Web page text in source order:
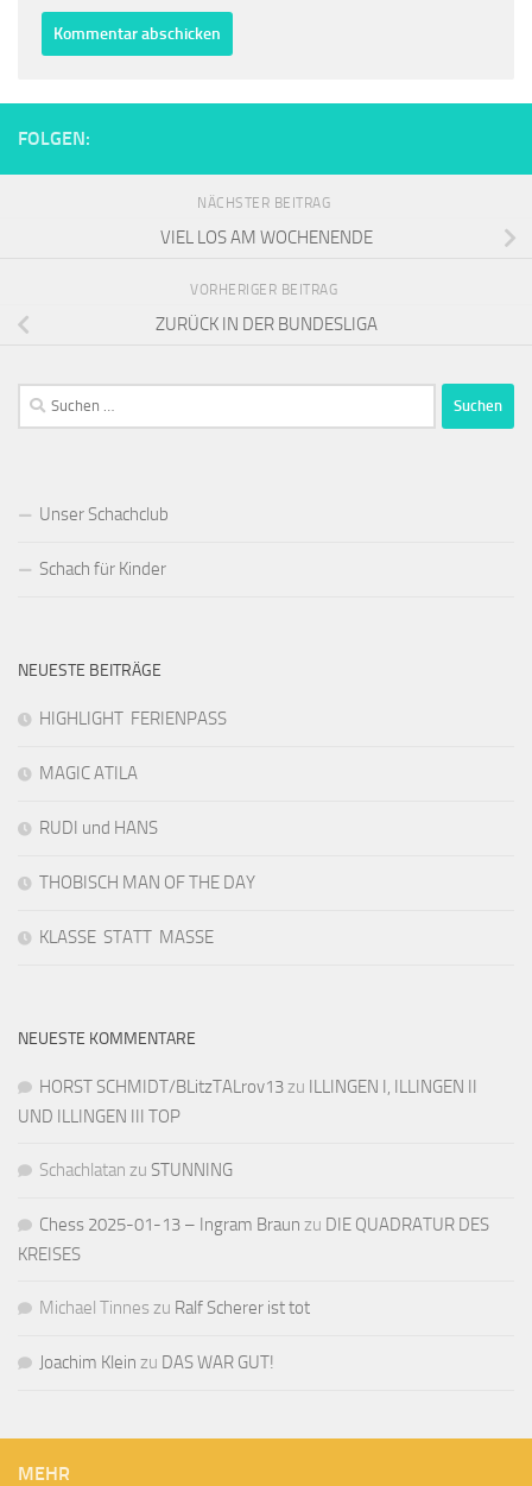
FOLGEN:
NÄCHSTER BEITRAG
VIEL LOS AM WOCHENENDE
VORHERIGER BEITRAG
ZURÜCK IN DER BUNDESLIGA
Suchen
nach:
Unser Schachclub
Schach für Kinder
NEUESTE BEITRÄGE
HIGHLIGHT FERIENPASS
MAGIC ATILA
RUDI und HANS
THOBISCH MAN OF THE DAY
KLASSE STATT MASSE
NEUESTE KOMMENTARE
HORST SCHMIDT/BLitzTALrov13zu ILLINGEN I, ILLINGEN II
UND ILLINGEN III TOP
Schachlatan zu STUNNING
Chess 2025-01-13 – Ingram Braun zu DIE QUADRATUR DES
KREISES
Michael Tinnes zu Ralf Scherer ist tot
Joachim Klein zu DAS WAR GUT!
MEHR